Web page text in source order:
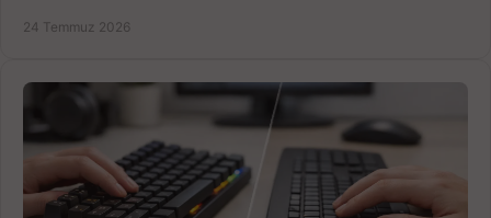
24 Temmuz 2026